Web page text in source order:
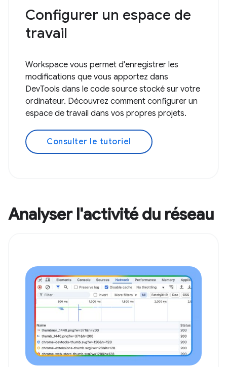
Configurer un espace de
travail
Workspace vous permet d'enregistrer les
modifications que vous apportez dans
DevTools dans le code source stocké sur votre
ordinateur. Découvrez comment configurer un
espace de travail dans vos propres projets.
Consulter le tutoriel
Analyser l'activité du réseau